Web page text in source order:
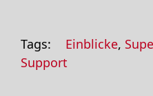
Tags: Einblicke,
Support